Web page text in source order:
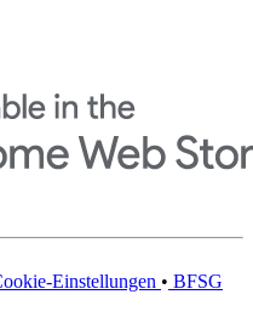
Einstellungen • BFSG